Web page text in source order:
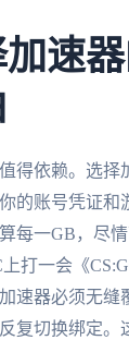
速
得依赖。选择
的账号凭证和
每一GB，尽
打一会《
速器必须无缝
复切换绑定。